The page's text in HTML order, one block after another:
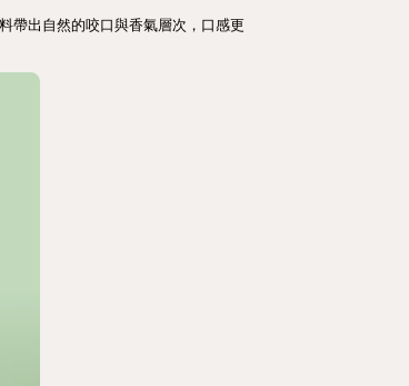
帶出自然的咬口與香氣層次，口感更